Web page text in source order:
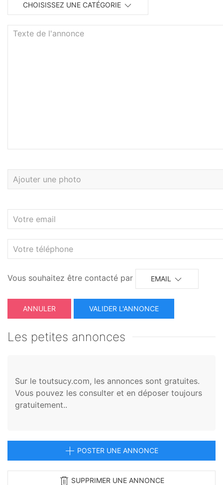
CHOISISSEZ UNE CATÉGORIE
Vous souhaitez être contacté par EMAIL
ANNULER
Les petites annonces
Sur le toutsucy.com, les annonces sont gratuites.
Vous pouvez les consulter et en déposer toujours
gratuitement..
POSTER UNE ANNONCE
SUPPRIMER UNE ANNONCE